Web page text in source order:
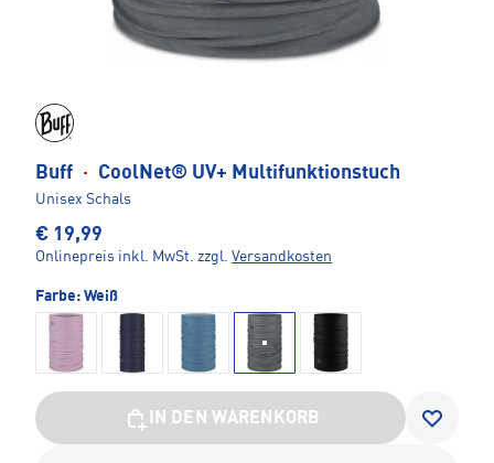
Buff · CoolNet® UV+ Multifunktionstuch
Unisex Schals
€ 19,99
Onlinepreis inkl. MwSt. zzgl. Versandkosten
Farbe: Weiß
IN DEN WARENKORB